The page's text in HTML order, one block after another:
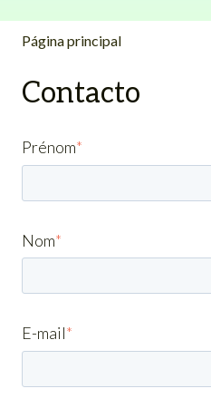
Página principal
Contacto
Prénom*
Nom*
E-mail*